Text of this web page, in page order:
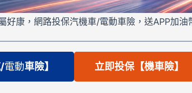
好康，網路投保汽機車/電動車險，送APP加油
電動車險】 立即投保【機車險】